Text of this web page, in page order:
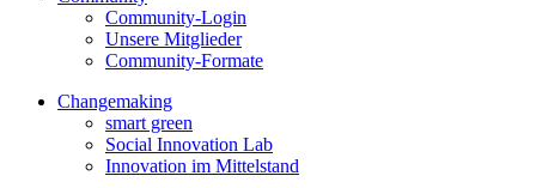
Community-Login
Unsere Mitglieder
Community-Formate
Changemaking
smart green
Social Innovation Lab
Innovation im Mittelstand